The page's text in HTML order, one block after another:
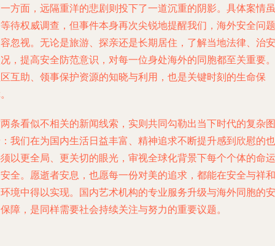
方面，远隔重洋的悲剧则投下了一道沉重的阴影。具体案情虽
待权威调查，但事件本身再次尖锐地提醒我们，海外安全问题
忽视。无论是旅游、探亲还是长期居住，了解当地法律、治安
，提高安全防范意识，对每一位身处海外的同胞都至关重要。
互助、领事保护资源的知晓与利用，也是关键时刻的生命保
条看似不相关的新闻线索，实则共同勾勒出当下时代的复杂图
我们在为国内生活日益丰富、精神追求不断提升感到欣慰的也
以更全局、更关切的眼光，审视全球化背景下每个个体的命运
全。愿逝者安息，也愿每一份对美的追求，都能在安全与祥和
境中得以实现。国内艺术机构的专业服务升级与海外同胞的安
障，是同样需要社会持续关注与努力的重要议题。